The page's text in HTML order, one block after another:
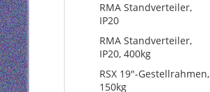
RMA Standverteiler,
IP20
RMA Standverteiler,
IP20, 400kg
RSX 19"-Gestellrahmen,
150kg